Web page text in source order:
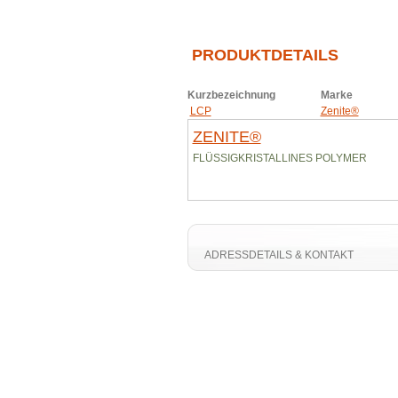
PRODUKTDETAILS
Kurzbezeichnung
Marke
LCP
Zenite®
ZENITE®
FLÜSSIGKRISTALLINES POLYMER
ADRESSDETAILS & KONTAKT